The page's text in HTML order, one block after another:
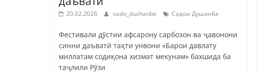
20.02.2026 sado_dushanbe Садои Душанбе
Фестивали дӯстии афсарону сарбозон ва ҷавонони
синни даъватӣ таҳти унвони «Барои давлату
миллатам содиқона хизмат мекунам» бахшида ба
таҷлили Рӯзи